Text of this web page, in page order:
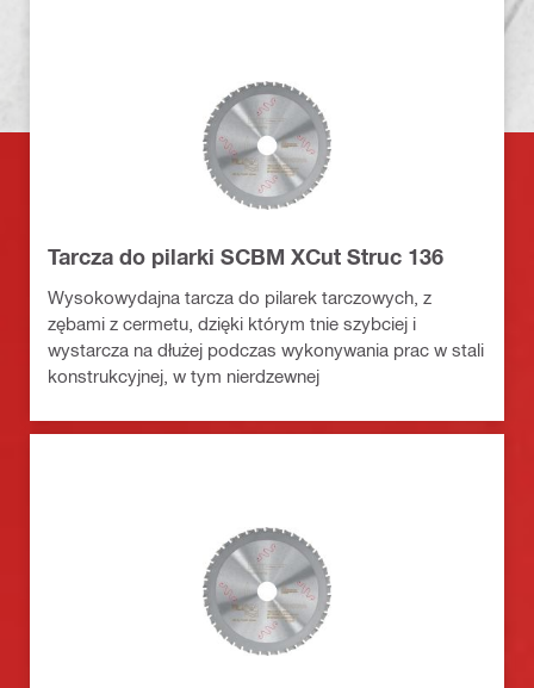
Tarcza do pilarki SCBM XCut Struc 136
Wysokowydajna tarcza do pilarek tarczowych, z
zębami z cermetu, dzięki którym tnie szybciej i
wystarcza na dłużej podczas wykonywania prac w stali
konstrukcyjnej, w tym nierdzewnej